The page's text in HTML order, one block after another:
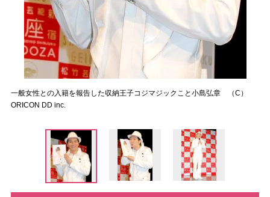
一般女性との入籍を報告した収納王子コジマジックこと小島弘章 （C）
ORICON DD inc.